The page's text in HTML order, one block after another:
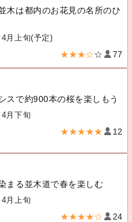
木は都内のお花見の名所のひ
月上旬(予定)
★★★☆☆ 77
スで約900本の桜を楽しもう
月下旬
★★★★★ 12
まる並木道で春を楽しむ
月上旬
★★★★☆ 24